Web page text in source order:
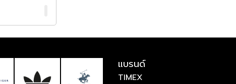
แบรนด์
TIMEX